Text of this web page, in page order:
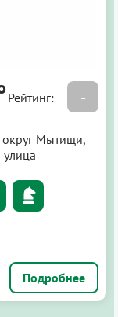
Рейтинг: -
округ Мытищи,
Подробнее